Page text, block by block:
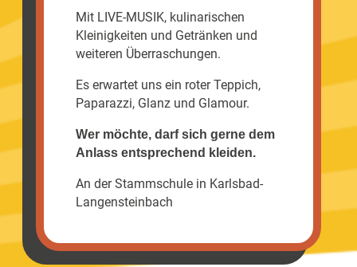
Mit LIVE-MUSIK, kulinarischen
Kleinigkeiten und Getränken und
weiteren Überraschungen.
Es erwartet uns ein roter Teppich,
Paparazzi, Glanz und Glamour.
Wer möchte, darf sich gerne dem
Anlass entsprechend kleiden.
An der Stammschule in Karlsbad-
Langensteinbach